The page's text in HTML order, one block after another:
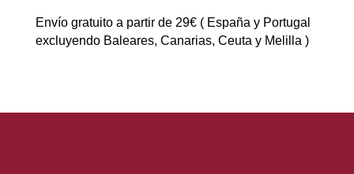
de
Max
Envío gratuito a partir de 29€ ( España y Portugal
excluyendo Baleares, Canarias, Ceuta y Melilla )